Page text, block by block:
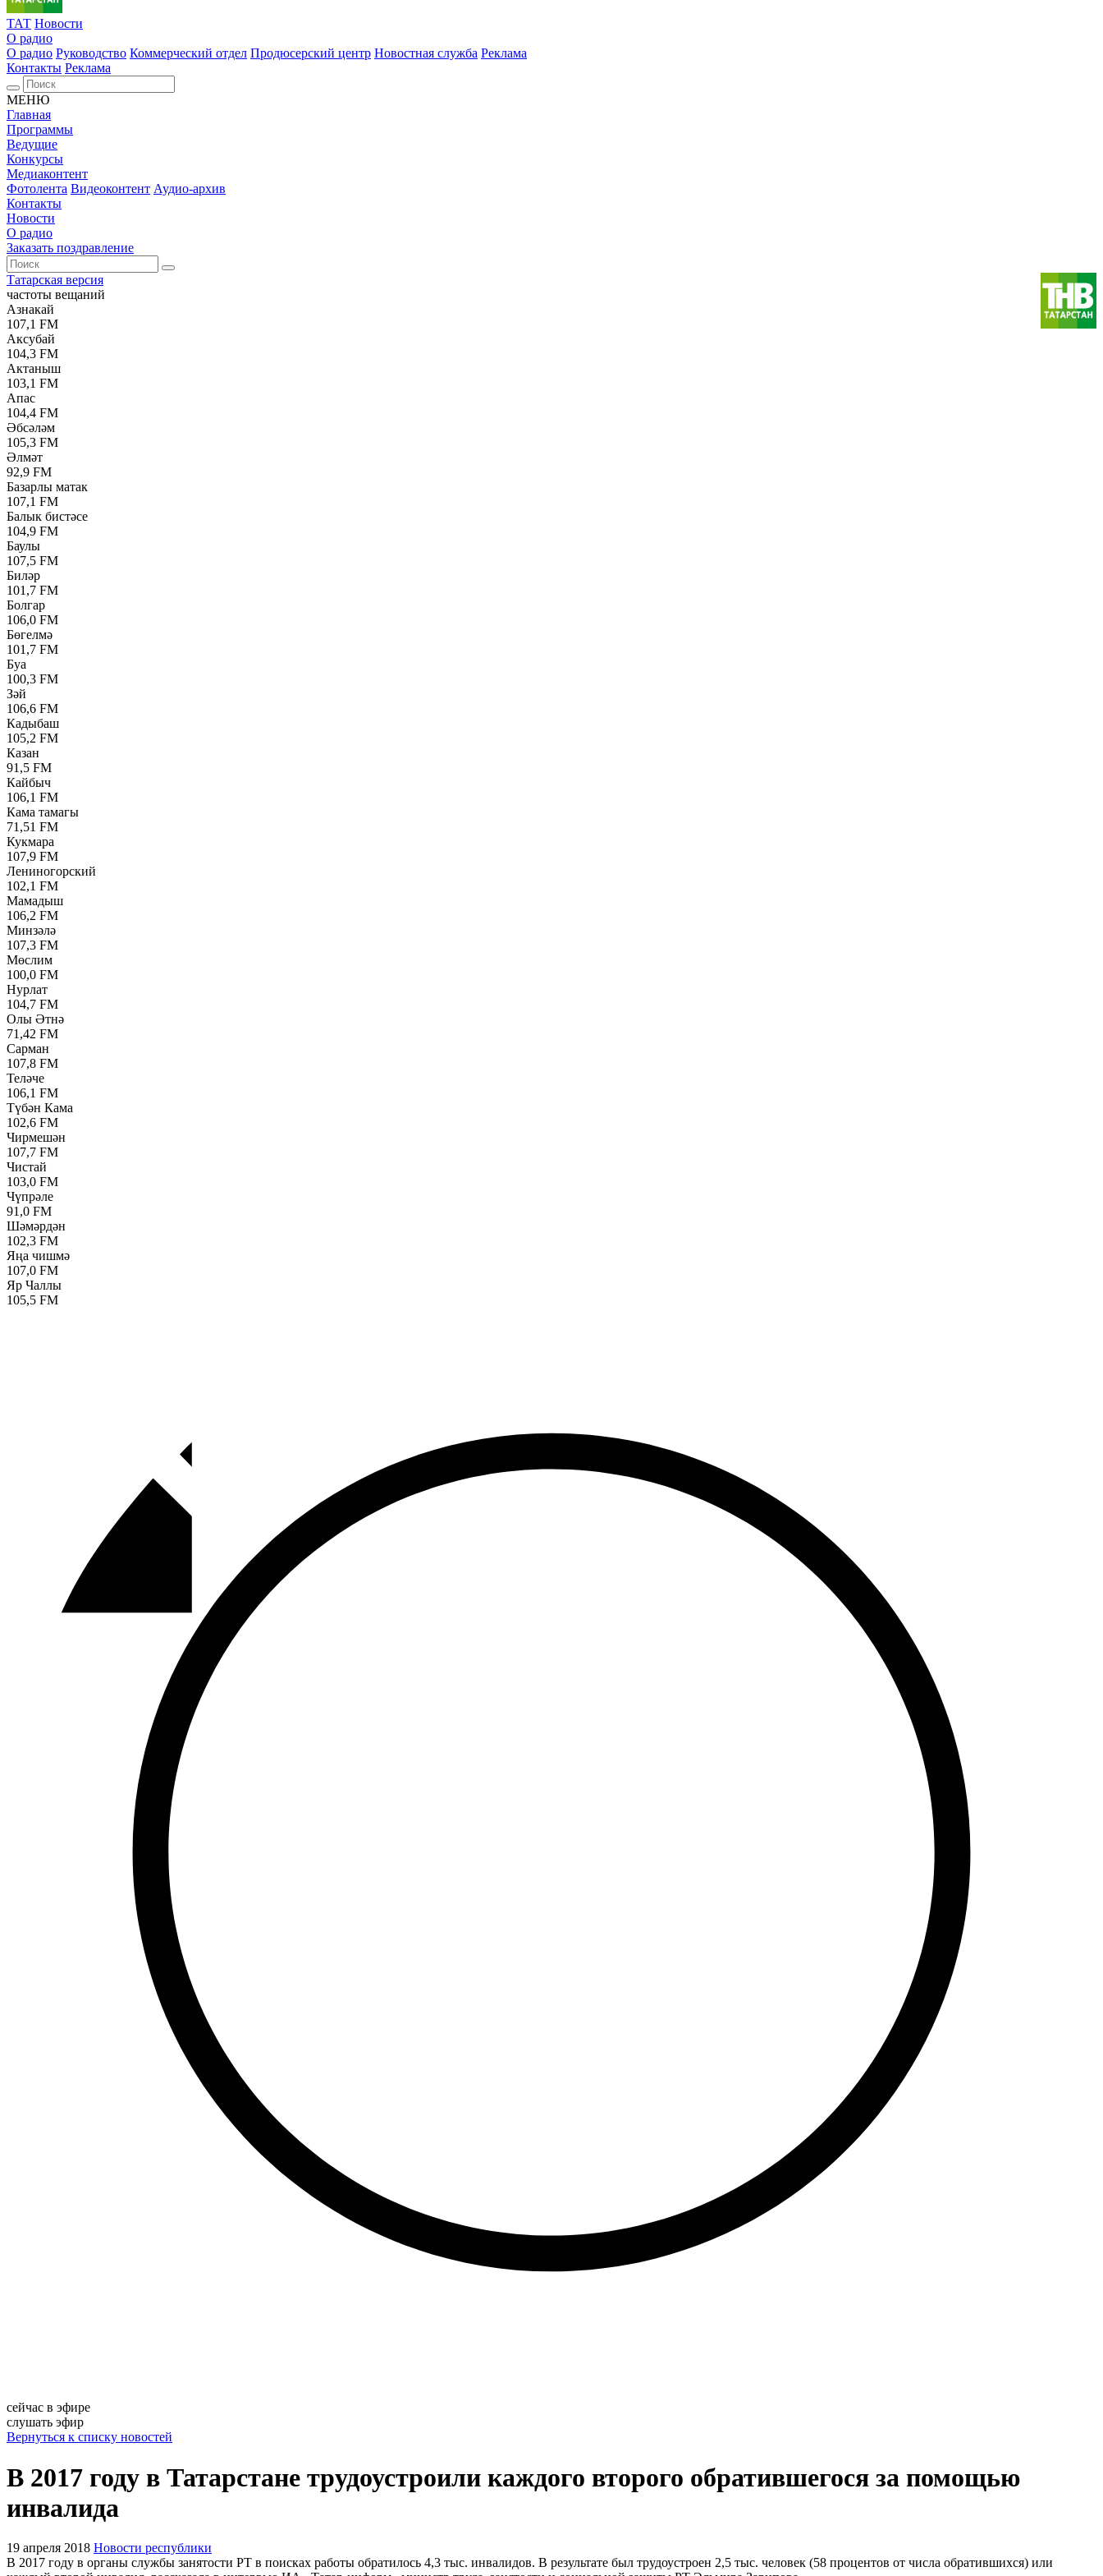
ТАТ Новости
О радио
О радио Руководство Коммерческий отдел Продюсерский центр Новостная служба Реклама
Контакты Реклама
МЕНЮ
Главная
Программы
Ведущие
Конкурсы
Медиаконтент
Фотолента Видеоконтент Аудио-архив
Контакты
Новости
О радио
Заказать поздравление
Татарская версия
частоты вещаний
Азнакай
107,1 FM
Аксубай
104,3 FM
Актаныш
103,1 FM
Апас
104,4 FM
Әбсәләм
105,3 FM
Әлмәт
92,9 FM
Базарлы матак
107,1 FM
Балык бистәсе
104,9 FM
Баулы
107,5 FM
Биләр
101,7 FM
Болгар
106,0 FM
Бөгелмә
101,7 FM
Буа
100,3 FM
Зәй
106,6 FM
Кадыбаш
105,2 FM
Казан
91,5 FM
Кайбыч
106,1 FM
Кама тамагы
71,51 FM
Кукмара
107,9 FM
Лениногорский
102,1 FM
Мамадыш
106,2 FM
Минзәлә
107,3 FM
Мөслим
100,0 FM
Нурлат
104,7 FM
Олы Әтнә
71,42 FM
Сарман
107,8 FM
Теләче
106,1 FM
Түбән Кама
102,6 FM
Чирмешән
107,7 FM
Чистай
103,0 FM
Чүпрәле
91,0 FM
Шәмәрдән
102,3 FM
Яңа чишмә
107,0 FM
Яр Чаллы
105,5 FM
сейчас в эфире
слушать эфир
Вернуться к списку новостей
В 2017 году в Татарстане трудоустроили каждого второго обратившегося за помощью
инвалида
19 апреля 2018 Новости республики
В 2017 году в органы службы занятости РТ в поисках работы обратилось 4,3 тыс. инвалидов. В результате был трудоустроен 2,5 тыс. человек (58 процентов от числа обратившихся) или